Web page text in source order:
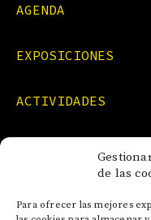
de las
Para ofrecer las mejores
AGENDA
EXPOSICIONES
ACTIVIDADES